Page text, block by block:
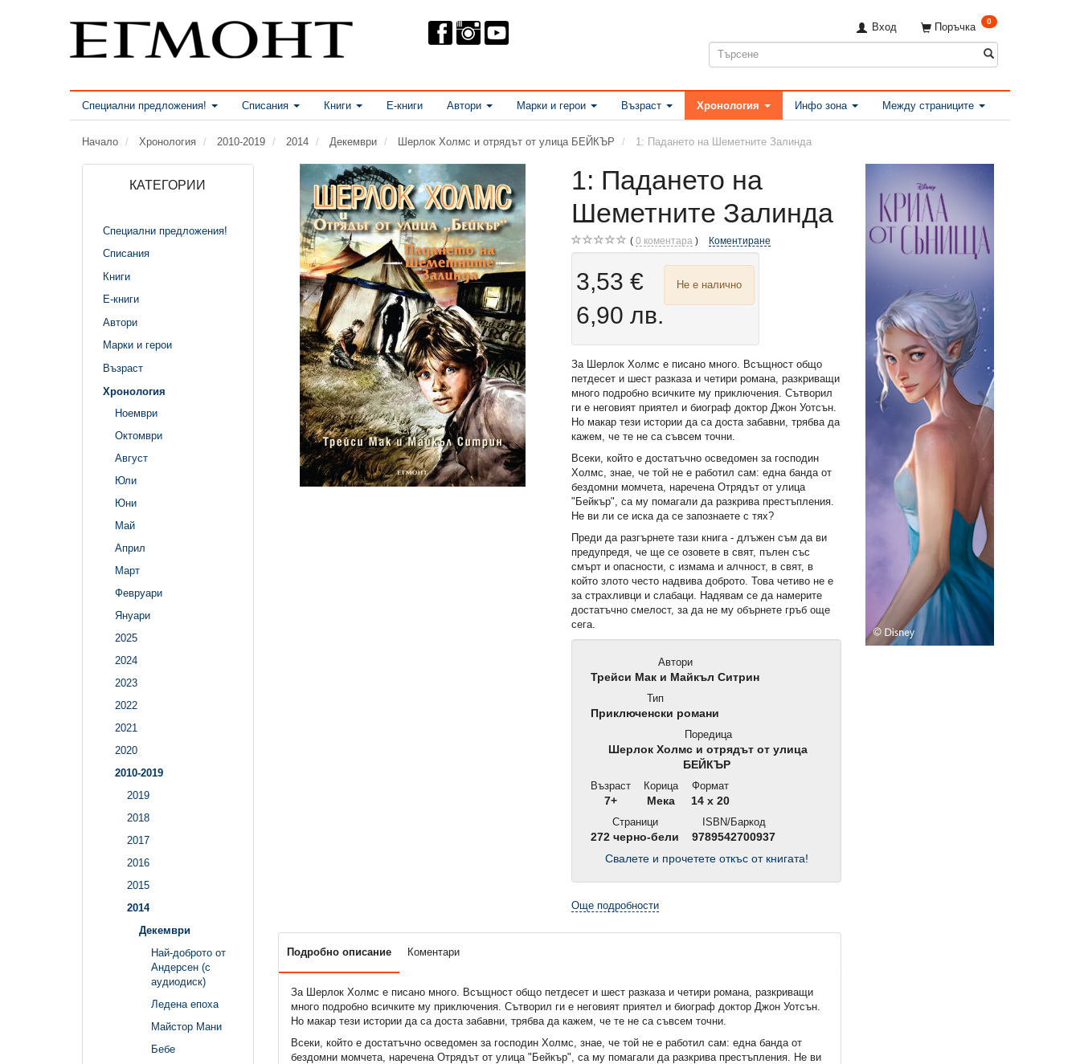
Поръчка 0
Вход
Специални предложения! Списания Книги Е-книги Автори Марки и герои Възраст Хронология Инфо зона Между страниците
Начало Хронология 2010-2019 2014 Декември Шерлок Холмс и отрядът от улица БЕЙКЪР 1: Падането на Шеметните Залинда
КАТЕГОРИИ
Специални предложения!
Списания
Книги
Е-книги
Автори
Марки и герои
Възраст
Хронология
Ноември
Октомври
Август
Юли
Юни
Май
Април
Март
Февруари
Януари
2025
2024
2023
2022
2021
2020
2010-2019
2019
2018
2017
2016
2015
2014
Декември
Най-доброто от
Андерсен (с
аудиодиск)
Ледена епоха
Майстор Мани
Бебе
1: Падането на
Шеметните Залинда
0 коментара Коментиране
3,53 €
6,90 лв.
Не е налично
За Шерлок Холмс е писано много. Всъщност общо
петдесет и шест разказа и четири романа, разкриващи
много подробно всичките му приключения. Сътворил
ги е неговият приятел и биограф доктор Джон Уотсън.
Но макар тези истории да са доста забавни, трябва да
кажем, че те не са съвсем точни.
Всеки, който е достатъчно осведомен за господин
Холмс, знае, че той не е работил сам: една банда от
бездомни момчета, наречена Отрядът от улица
"Бейкър", са му помагали да разкрива престъпления.
Не ви ли се иска да се запознаете с тях?
Преди да разгърнете тази книга - длъжен съм да ви
предупредя, че ще се озовете в свят, пълен със
смърт и опасности, с измама и алчност, в свят, в
който злото често надвива доброто. Това четиво не е
за страхливци и слабаци. Надявам се да намерите
достатъчно смелост, за да не му обърнете гръб още
сега.
Автори
Трейси Мак и Майкъл Ситрин
Тип
Приключенски романи
Поредица
Шерлок Холмс и отрядът от улица
БЕЙКЪР
Възраст
7+
Корица
Мека
Формат
14 x 20
Страници
272 черно-бели
ISBN/Баркод
9789542700937
Свалете и прочетете откъс от книгата!
Още подробности
Подробно описание Коментари
За Шерлок Холмс е писано много. Всъщност общо петдесет и шест разказа и четири романа, разкриващи
много подробно всичките му приключения. Сътворил ги е неговият приятел и биограф доктор Джон Уотсън.
Но макар тези истории да са доста забавни, трябва да кажем, че те не са съвсем точни.
Всеки, който е достатъчно осведомен за господин Холмс, знае, че той не е работил сам: една банда от
бездомни момчета, наречена Отрядът от улица "Бейкър", са му помагали да разкрива престъпления. Не ви